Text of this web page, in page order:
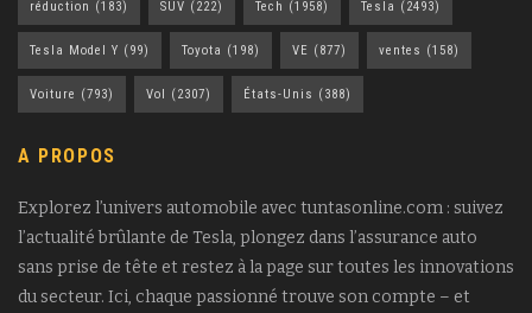
réduction (183) SUV (222) Tech (1958) Tesla (2493)
Tesla Model Y (99) Toyota (198) VE (877) ventes (158)
Voiture (793) Vol (2307) États-Unis (388)
A PROPOS
Explorez l’univers automobile avec tuntasonline.com : suivez
l’actualité brûlante de Tesla, plongez dans l’assurance auto
sans prise de tête et restez à la page sur toutes les innovations
du secteur. Ici, chaque passionné trouve son compte – et